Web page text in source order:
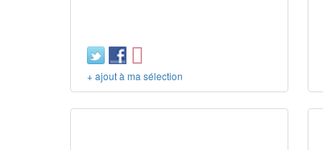
+ ajout à ma sélection